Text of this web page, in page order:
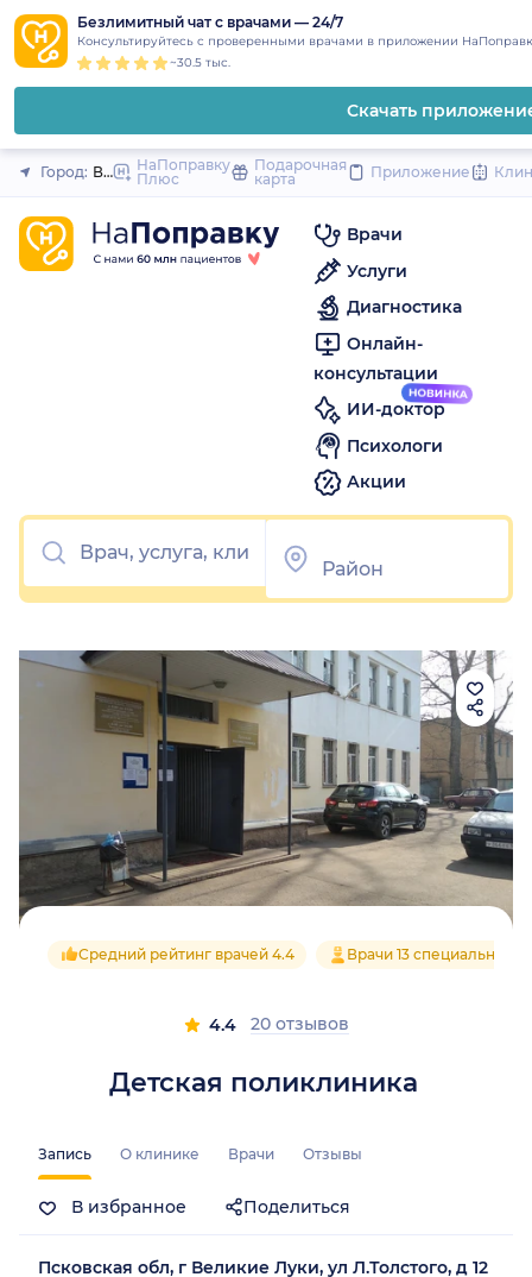
content
Безлимитный чат с врачами — 24/7
Консультируйтесь с проверенными врачами в приложении
~30.5 тыс.
Скачать
Закрыть
Город: Великие Луки
НаПоправку
Плюс
Подарочная
карта
Приложение
Врачи
Услуги
Диагностика
Онлайн-
консультации
ИИ-доктор
Психологи
Акции
Детская поликлиника
Средний рейтинг врачей 4.4 Врачи 13
4.4 20 отзывов
Запись О клинике Врачи Отзывы
В избранное Поделиться
Псковская обл, г Великие Луки, ул Л.Толстого, д 12